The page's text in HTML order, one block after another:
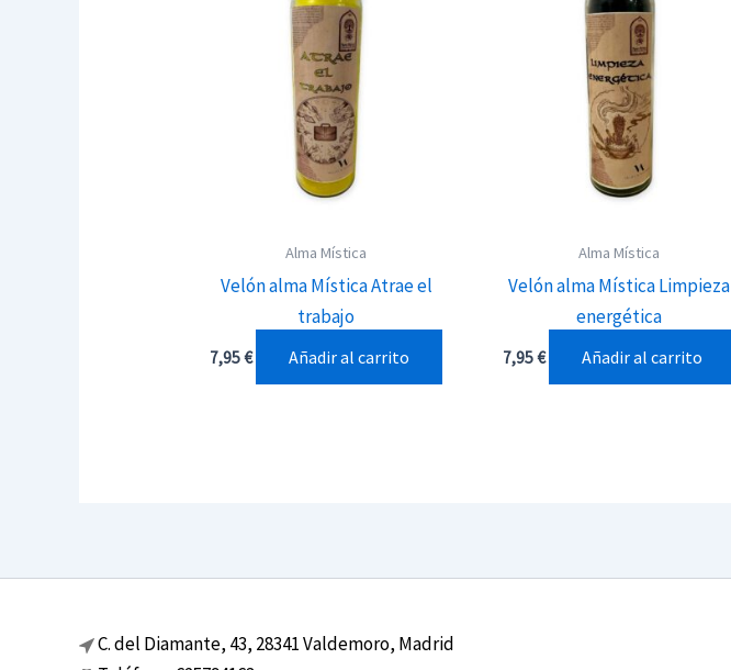
Alma Mística
Velón alma Mística Atrae el
trabajo
7,95€ Añadir al carrito
Alma Mística
Velón alma Mística Limpieza
energética
7,95€ Añadir al carrito
C. del Diamante, 43, 28341 Valdemoro, Madrid